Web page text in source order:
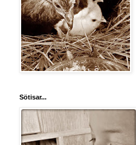
Sötisar...